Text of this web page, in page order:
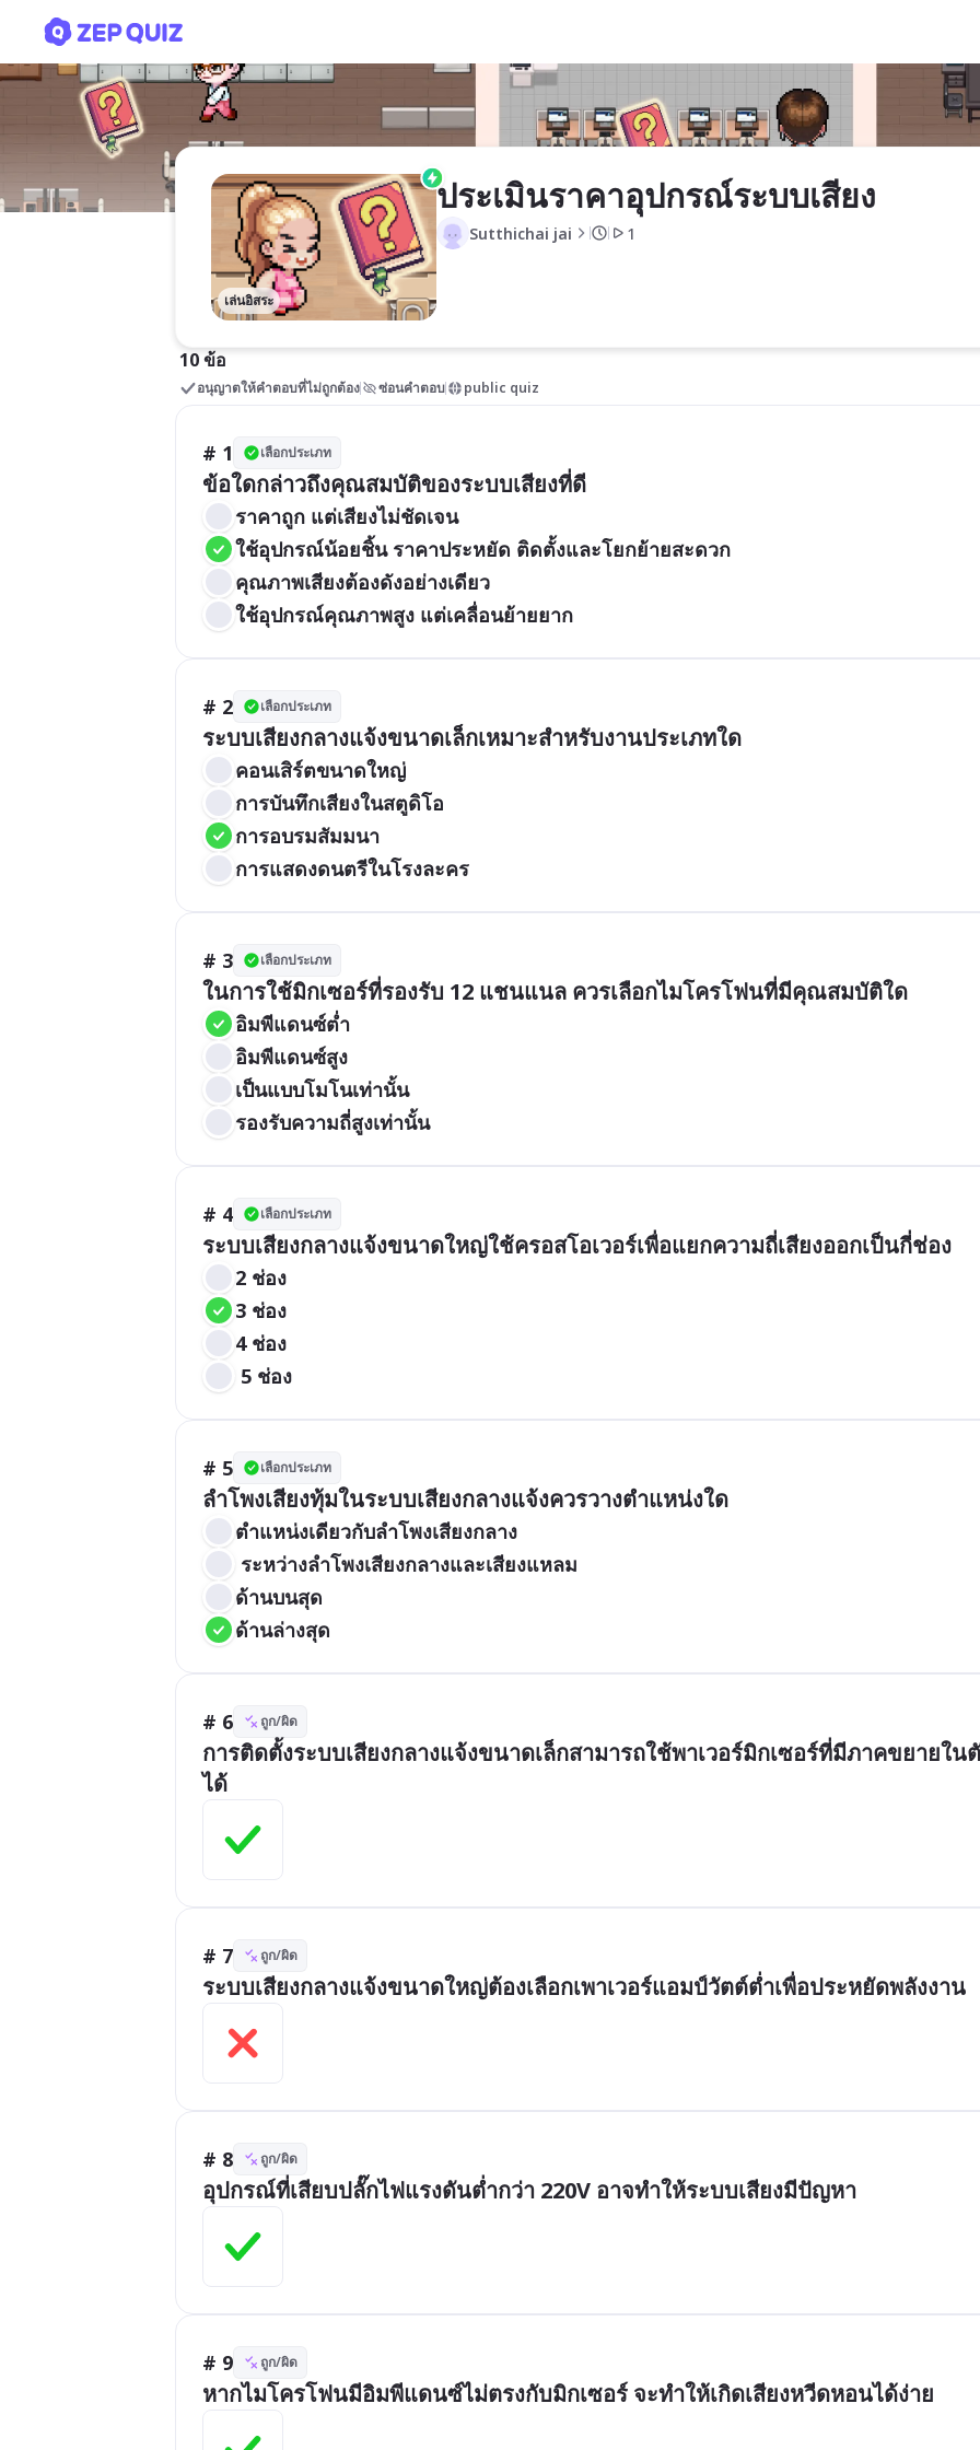
เล่นอิสระ
ประเมินราคาอุปกรณ์ระบบเสียง
Sutthichai jai 1
10 ข้อ
อนุญาตให้คำตอบที่ไม่ถูกต้อง ซ่อนคำตอบ public quiz
# 1 เลือกประเภท
ข้อใดกล่าวถึงคุณสมบัติของระบบเสียงที่ดี
ราคาถูก แต่เสียงไม่ชัดเจน
ใช้อุปกรณ์น้อยชิ้น ราคาประหยัด ติดตั้งและโยกย้ายสะดวก
คุณภาพเสียงต้องดังอย่างเดียว
ใช้อุปกรณ์คุณภาพสูง แต่เคลื่อนย้ายยาก
# 2 เลือกประเภท
ระบบเสียงกลางแจ้งขนาดเล็กเหมาะสำหรับงานประเภทใด
คอนเสิร์ตขนาดใหญ่
การบันทึกเสียงในสตูดิโอ
การอบรมสัมมนา
การแสดงดนตรีในโรงละคร
# 3 เลือกประเภท
ในการใช้มิกเซอร์ที่รองรับ 12 แชนแนล ควรเลือกไมโครโฟนที่มีคุณสมบัติใด
อิมพีแดนซ์ต่ำ
อิมพีแดนซ์สูง
เป็นแบบโมโนเท่านั้น
รองรับความถี่สูงเท่านั้น
# 4 เลือกประเภท
ระบบเสียงกลางแจ้งขนาดใหญ่ใช้ครอสโอเวอร์เพื่อแยกความถี่เสียงออกเป็นกี่ช่อง
2 ช่อง
3 ช่อง
4 ช่อง
5 ช่อง
# 5 เลือกประเภท
ลำโพงเสียงทุ้มในระบบเสียงกลางแจ้งควรวางตำแหน่งใด
ตำแหน่งเดียวกับลำโพงเสียงกลาง
ระหว่างลำโพงเสียงกลางและเสียงแหลม
ด้านบนสุด
ด้านล่างสุด
# 6 ถูก/ผิด
การติดตั้งระบบเสียงกลางแจ้งขนาดเล็กสามารถใช้พาเวอร์มิกเซอร์ที่มีภาคขยายใน
ได้
# 7 ถูก/ผิด
ระบบเสียงกลางแจ้งขนาดใหญ่ต้องเลือกเพาเวอร์แอมป์วัตต์ต่ำเพื่อประหยัดพลังงาน
# 8 ถูก/ผิด
อุปกรณ์ที่เสียบปลั๊กไฟแรงดันต่ำกว่า 220V อาจทำให้ระบบเสียงมีปัญหา
# 9 ถูก/ผิด
หากไมโครโฟนมีอิมพีแดนซ์ไม่ตรงกับมิกเซอร์ จะทำให้เกิดเสียงหวีดหอนได้ง่าย